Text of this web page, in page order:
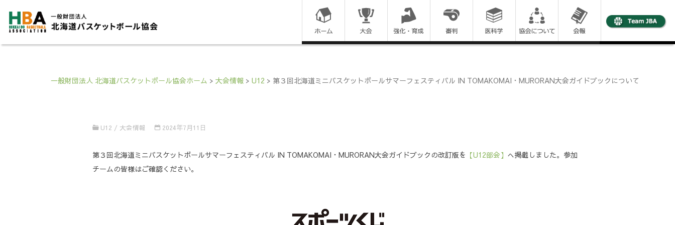
コ
ン
キ
す
一般財団法人 北海道バスケットボール協会ホーム > 大会情報> U12 > 第３回北海道ミニバスケットボールサマーフェスティバル IN TOMAKOMAI・MURORAN大会ガイドブックについて
U12 / 大会情報 2024年7月11日
第３回北海道ミニバスケットボールサマーフェスティバル IN TOMAKOMAI・MURORAN大会ガイドブックの改訂版を 【U12部会】 へ掲載しました。参加
チームの皆様はご確認ください。